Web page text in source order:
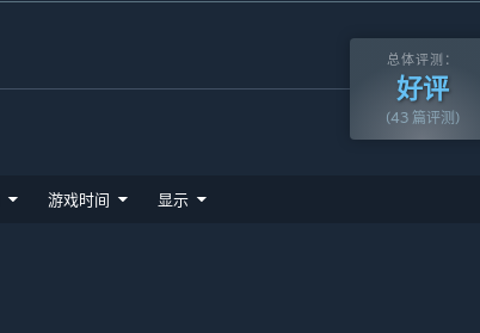
总体评测：
好评
(43 篇评测)
游戏时间 显示